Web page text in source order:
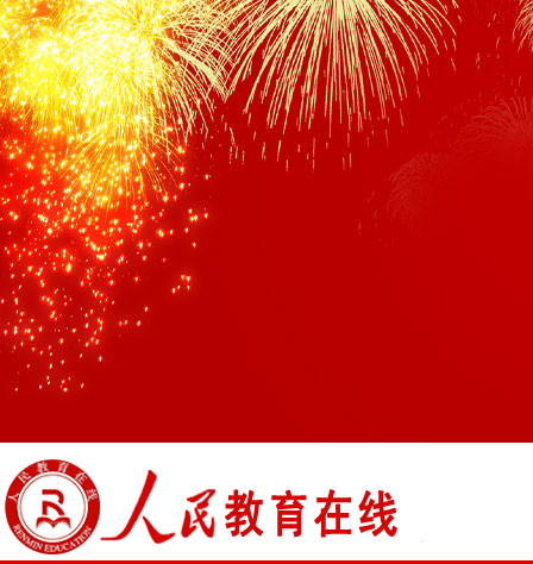
为了实现优势互补、共同发展，人民教育